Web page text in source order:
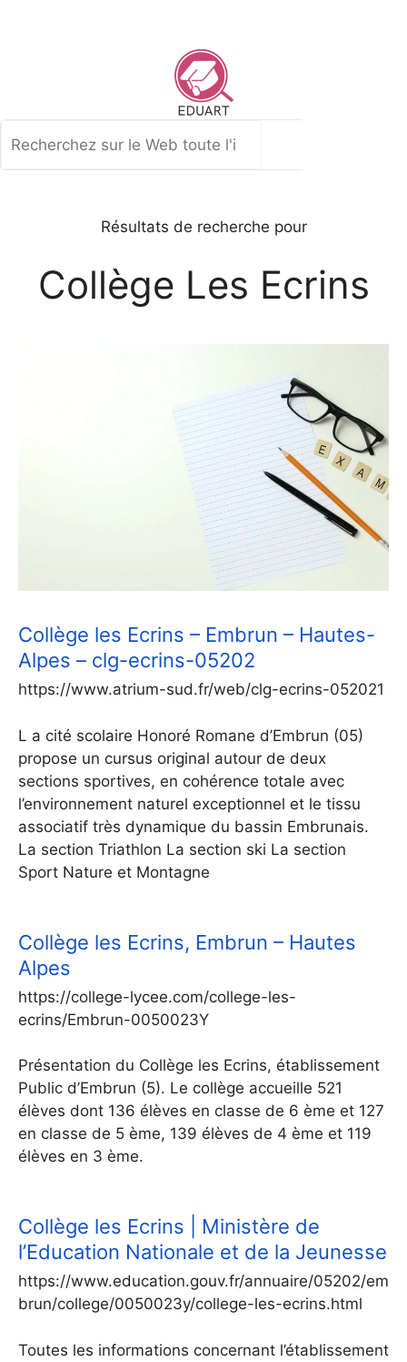
Résultats de recherche pour
Collège Les Ecrins
Collège les Ecrins – Embrun – Hautes-
Alpes – clg-ecrins-05202
https://www.atrium-sud.fr/web/clg-ecrins-052021
L a cité scolaire Honoré Romane d’Embrun (05)
propose un cursus original autour de deux
sections sportives, en cohérence totale avec
l’environnement naturel exceptionnel et le tissu
associatif très dynamique du bassin Embrunais.
La section Triathlon La section ski La section
Sport Nature et Montagne
Collège les Ecrins, Embrun – Hautes
Alpes
https://college-lycee.com/college-les-
ecrins/Embrun-0050023Y
Présentation du Collège les Ecrins, établissement
Public d’Embrun (5). Le collège accueille 521
élèves dont 136 élèves en classe de 6 ème et 127
en classe de 5 ème, 139 élèves de 4 ème et 119
élèves en 3 ème.
Collège les Ecrins | Ministère de
l’Education Nationale et de la Jeunesse
https://www.education.gouv.fr/annuaire/05202/em
brun/college/0050023y/college-les-ecrins.html
Toutes les informations concernant l’établissement